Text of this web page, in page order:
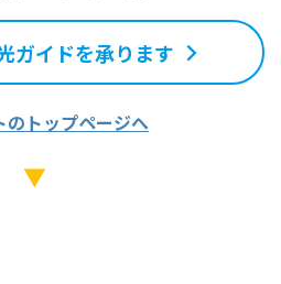
ガイドを承ります
のトップページへ
▼